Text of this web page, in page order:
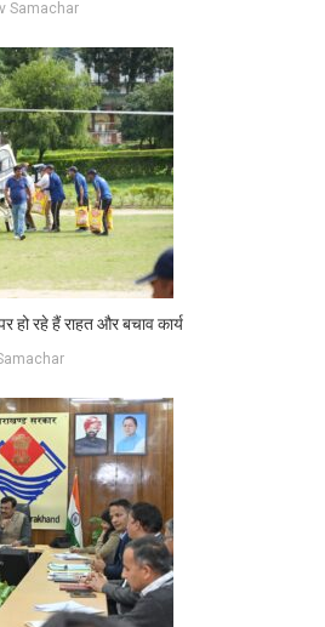
Samachar
हो रहे हैं राहत और बचाव कार्य